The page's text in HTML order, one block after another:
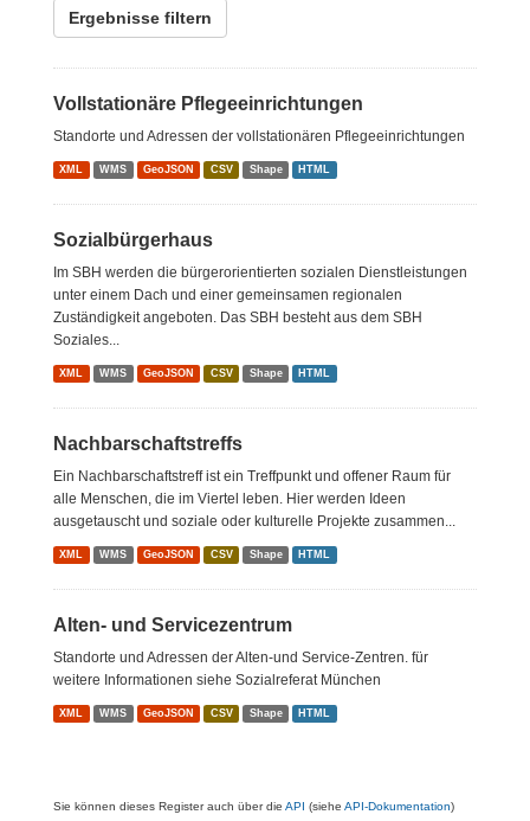
Ergebnisse filtern
Vollstationäre Pflegeeinrichtungen
Standorte und Adressen der vollstationären Pflegeeinrichtungen
XML WMS GeoJSON CSV Shape HTML
Sozialbürgerhaus
Im SBH werden die bürgerorientierten sozialen Dienstleistungen
unter einem Dach und einer gemeinsamen regionalen
Zuständigkeit angeboten. Das SBH besteht aus dem SBH
Soziales...
XML WMS GeoJSON CSV Shape HTML
Nachbarschaftstreffs
Ein Nachbarschaftstreff ist ein Treffpunkt und offener Raum für
alle Menschen, die im Viertel leben. Hier werden Ideen
ausgetauscht und soziale oder kulturelle Projekte zusammen...
XML WMS GeoJSON CSV Shape HTML
Alten- und Servicezentrum
Standorte und Adressen der Alten-und Service-Zentren. für
weitere Informationen siehe Sozialreferat München
XML WMS GeoJSON CSV Shape HTML
Sie können dieses Register auch über die API (siehe API-Dokumentation)